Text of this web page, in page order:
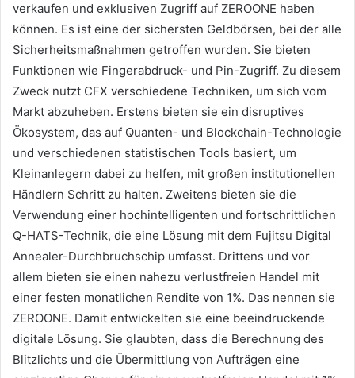
verkaufen und exklusiven Zugriff auf ZEROONE haben
können. Es ist eine der sichersten Geldbörsen, bei der alle
Sicherheitsmaßnahmen getroffen wurden. Sie bieten
Funktionen wie Fingerabdruck- und Pin-Zugriff. Zu diesem
Zweck nutzt CFX verschiedene Techniken, um sich vom
Markt abzuheben. Erstens bieten sie ein disruptives
Ökosystem, das auf Quanten- und Blockchain-Technologie
und verschiedenen statistischen Tools basiert, um
Kleinanlegern dabei zu helfen, mit großen institutionellen
Händlern Schritt zu halten. Zweitens bieten sie die
Verwendung einer hochintelligenten und fortschrittlichen
Q-HATS-Technik, die eine Lösung mit dem Fujitsu Digital
Annealer-Durchbruchschip umfasst. Drittens und vor
allem bieten sie einen nahezu verlustfreien Handel mit
einer festen monatlichen Rendite von 1%. Das nennen sie
ZEROONE. Damit entwickelten sie eine beeindruckende
digitale Lösung. Sie glaubten, dass die Berechnung des
Blitzlichts und die Übermittlung von Aufträgen eine